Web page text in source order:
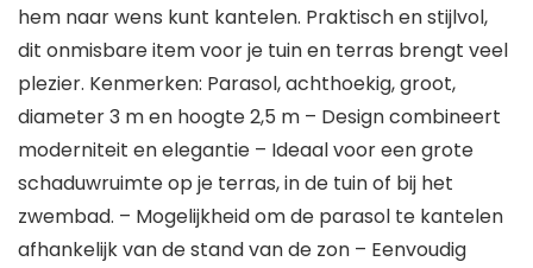
hem naar wens kunt kantelen. Praktisch en stijlvol,
dit onmisbare item voor je tuin en terras brengt veel
plezier. Kenmerken: Parasol, achthoekig, groot,
diameter 3 m en hoogte 2,5 m – Design combineert
moderniteit en elegantie – Ideaal voor een grote
schaduwruimte op je terras, in de tuin of bij het
zwembad. – Mogelijkheid om de parasol te kantelen
afhankelijk van de stand van de zon – Eenvoudig